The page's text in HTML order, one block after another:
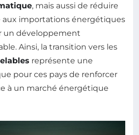
, mais aussi de réduire
aux importations énergétiques
un développement
Ainsi, la transition vers les
représente une
pour ces pays de renforcer
à un marché énergétique